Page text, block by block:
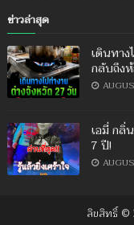
ข่าวล่าสุด
เดินทา
กลับถึงห้
เอมี่ กลิ่
7 ปี!
ลิขสิทธิ์ ©